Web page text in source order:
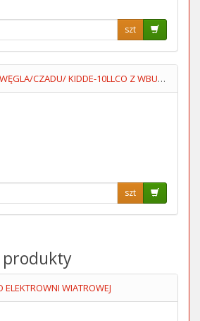
szt
CZUJNIK TLENKU WĘGLA/CZADU/ KIDDE-10LLCO Z WBUDOWANĄ BATERIĄ
szt
produkty
WIATROWEJ